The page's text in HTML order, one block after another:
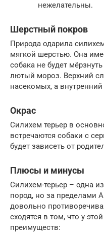
нежелательны.
Шерстный покров
Природа одарила
мягкой шерстью. Она
собака не будет
лютый мороз. Верхний
насекомых, а внутренний
Окрас
Силихем терьер в
встречаются собаки с
будет зависеть от
Плюсы и минусы
Силихем-терьер – одна
пород, но за пределами
довольно
сходятся в том, что у
преимуществ: